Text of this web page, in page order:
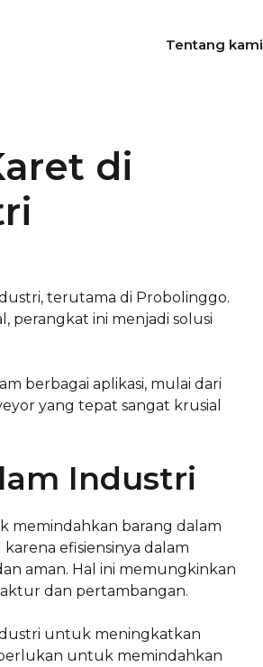
Tentang kami
di
terutama di Probolinggo.
perangkat ini menjadi solusi
berbagai aplikasi, mulai dari
yang tepat sangat krusial
Industri
memindahkan barang dalam
efisiensinya dalam
aman. Hal ini memungkinkan
dan pertambangan.
untuk meningkatkan
untuk memindahkan